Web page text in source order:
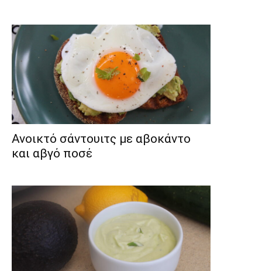
Ανοικτό σάντουιτς με αβοκάντο
και αβγό ποσέ